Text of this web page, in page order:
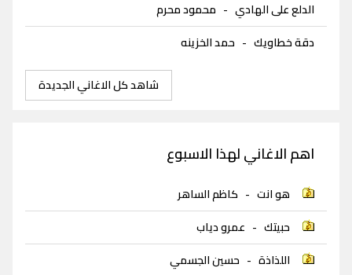
الدلع على الهادي - محمود محرم
دقة خطاويك - حمد الخزينه
شاهد كل الاغاني الجديدة
اهم الاغاني لهذا الاسبوع
هو انت - كاظم الساهر
حبيتك - عمرو دياب
اللذاذة - حسين الجسمي